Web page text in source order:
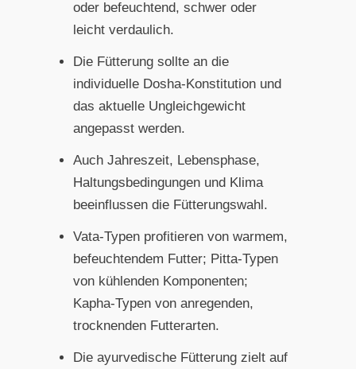
oder befeuchtend, schwer oder
leicht verdaulich.
Die Fütterung sollte an die
individuelle Dosha-Konstitution und
das aktuelle Ungleichgewicht
angepasst werden.
Auch Jahreszeit, Lebensphase,
Haltungsbedingungen und Klima
beeinflussen die Fütterungswahl.
Vata-Typen profitieren von warmem,
befeuchtendem Futter; Pitta-Typen
von kühlenden Komponenten;
Kapha-Typen von anregenden,
trocknenden Futterarten.
Die ayurvedische Fütterung zielt auf